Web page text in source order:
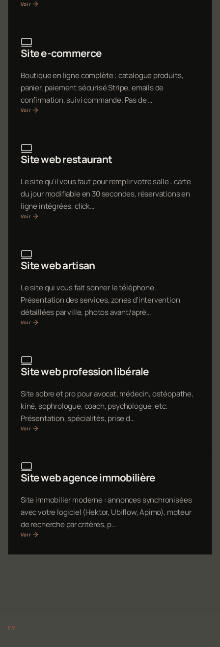
Voir
Site e-commerce
Boutique en ligne complète : catalogue produits,
panier, paiement sécurisé Stripe, emails de
confirmation, suivi commande. Pas de …
Voir
Site web restaurant
Le site qu'il vous faut pour remplir votre salle : carte
du jour modifiable en 30 secondes, réservations en
ligne intégrées, click…
Voir
Site web artisan
Le site qui vous fait sonner le téléphone.
Présentation des services, zones d'intervention
détaillées par ville, photos avant/aprè…
Voir
Site web profession libérale
Site sobre et pro pour avocat, médecin, ostéopathe,
kiné, sophrologue, coach, psychologue, etc.
Présentation, spécialités, prise d…
Voir
Site web agence immobilière
Site immobilier moderne : annonces synchronisées
avec votre logiciel (Hektor, Ubiflow, Apimo), moteur
de recherche par critères, p…
Voir